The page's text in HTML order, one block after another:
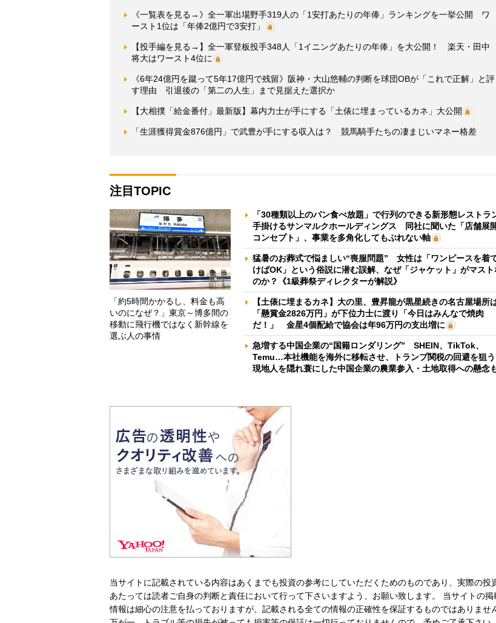
《一覧表を見る→》全一軍出場野手319人の「1安打あたりの年俸」ランキングを一挙公開 ワ
ースト1位は「年俸2億円で3安打」
【投手編を見る→】全一軍登板投手348人「1イニングあたりの年俸」を大公開！ 楽天・田中
将大はワースト4位に
《6年24億円を蹴って5年17億円で残留》阪神・大山悠輔の判断を球団OBが「これで正解」と評
す理由 引退後の「第二の人生」まで見据えた選択か
【大相撲「給金番付」最新版】幕内力士が手にする「土俵に埋まっているカネ」大公開
「生涯獲得賞金876億円」で武豊が手にする収入は？ 競馬騎手たちの凄まじいマネー格差
注目TOPIC
「約5時間かかるし、料金も高
いのになぜ？」東京～博多間の
移動に飛行機ではなく新幹線を
選ぶ人の事情
「30種類以上のパン食べ放題」で行列のできる新形態レストラ
手掛けるサンマルクホールディングス 同社に聞いた「店舗展
コンセプト」、事業を多角化してもぶれない軸
猛暑のお葬式で悩ましい“喪服問題” 女性は「ワンピースを着
けばOK」という俗説に潜む誤解、なぜ「ジャケット」がマスト
のか？《1級葬祭ディレクターが解説》
【土俵に埋まるカネ】大の里、豊昇龍が黒星続きの名古屋場所
「懸賞金2826万円」が下位力士に渡り「今日はみんなで焼肉
だ！」 金星4個配給で協会は年96万円の支出増に
急増する中国企業の“国籍ロンダリング” SHEIN、TikTok、
Temu…本社機能を海外に移転させ、トランプ関税の回避を狙
現地人を隠れ蓑にした中国企業の農業参入・土地取得への懸念
当サイトに記載されている内容はあくまでも投資の参考にしていただくためのものであり、実際の投
あたっては読者ご自身の判断と責任において行って下さいますよう、お願い致します。 当サイトの掲
情報は細心の注意を払っておりますが、記載される全ての情報の正確性を保証するものではありませ